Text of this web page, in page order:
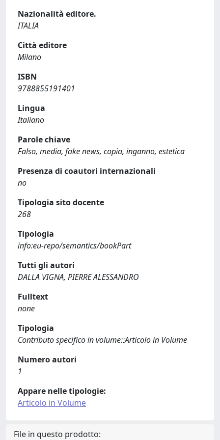
Nazionalità editore.
ITALIA
Città editore
Milano
ISBN
9788855191401
Lingua
Italiano
Parole chiave
Falso, media, fake news, copia, inganno, estetica
Presenza di coautori internazionali
no
Tipologia sito docente
268
Tipologia
info:eu-repo/semantics/bookPart
Tutti gli autori
DALLA VIGNA, PIERRE ALESSANDRO
Fulltext
none
Tipologia
Contributo specifico in volume::Articolo in Volume
Numero autori
1
Appare nelle tipologie:
Articolo in Volume
File in questo prodotto: